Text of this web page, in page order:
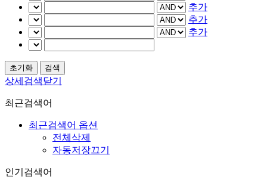
추가
추가
추가
상세검색닫기
최근검색어
최근검색어 옵션
전체삭제
자동저장끄기
인기검색어